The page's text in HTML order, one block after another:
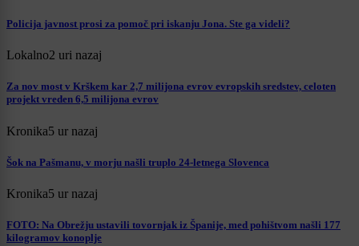
Policija javnost prosi za pomoč pri iskanju Jona. Ste ga videli?
Lokalno2 uri nazaj
Za nov most v Krškem kar 2,7 milijona evrov evropskih sredstev, celoten
projekt vreden 6,5 milijona evrov
Kronika5 ur nazaj
Šok na Pašmanu, v morju našli truplo 24-letnega Slovenca
Kronika5 ur nazaj
FOTO: Na Obrežju ustavili tovornjak iz Španije, med pohištvom našli 177
kilogramov konoplje